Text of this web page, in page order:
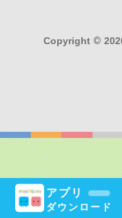
アプリ
ダウンロード
Copyright ©